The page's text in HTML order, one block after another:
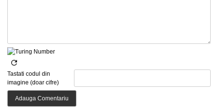
Tastati codul din
imagine (doar cifre)